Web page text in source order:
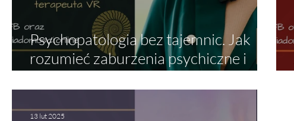
Psychopatologia bez tajemnic. Jak
rozumieć zaburzenia psychiczne i
13 lut 2025